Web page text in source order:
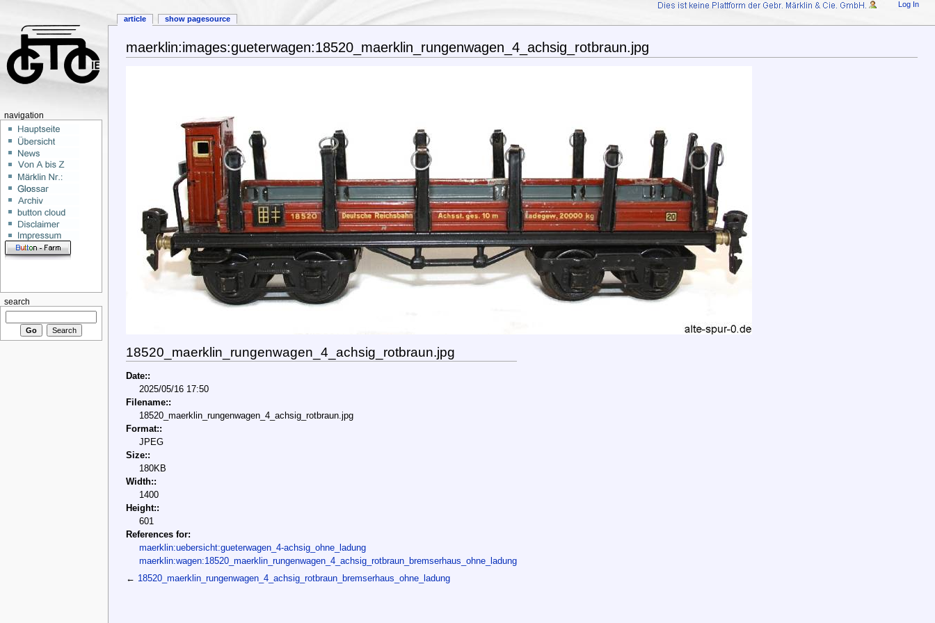
maerklin:images:gueterwagen:18520_maerklin_rungenwagen_4_achsig_rotbraun.jpg
18520_maerklin_rungenwagen_4_achsig_rotbraun.jpg
Date::
2025/05/16 17:50
Filename::
18520_maerklin_rungenwagen_4_achsig_rotbraun.jpg
Format::
JPEG
Size::
180KB
Width::
1400
Height::
601
References for:
maerklin:uebersicht:gueterwagen_4-achsig_ohne_ladung
maerklin:wagen:18520_maerklin_rungenwagen_4_achsig_rotbraun_bremserhaus_ohne_ladung
← 18520_maerklin_rungenwagen_4_achsig_rotbraun_bremserhaus_ohne_ladung
article show pagesource
Log In
navigation
search